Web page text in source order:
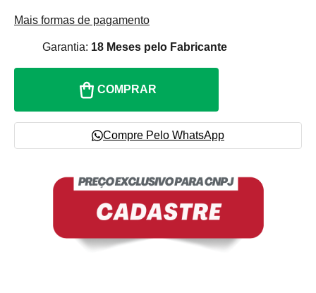
Mais formas de pagamento
Garantia: 18 Meses pelo Fabricante
COMPRAR
Compre Pelo WhatsApp